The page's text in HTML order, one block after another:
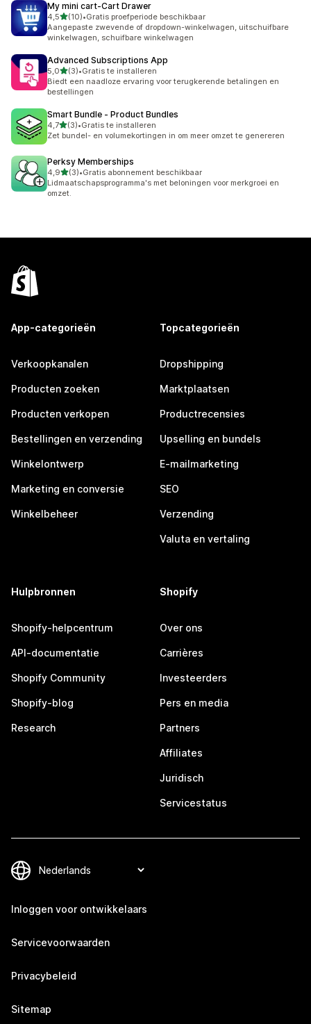
My mini cart‑Cart Drawer
4,5van 5 sterren
(10)
10 recensies in totaal
•Gratis proefperiode beschikbaar
Aangepaste zwevende of dropdown-winkelwagen, uitschuifbare
winkelwagen, schuifbare winkelwagen
Advanced Subscriptions App
5,0van 5 sterren
(3)
3 recensies in totaal
•Gratis te installeren
Biedt een naadloze ervaring voor terugkerende betalingen en
bestellingen
Smart Bundle ‑ Product Bundles
4,7van 5 sterren
(3)
3 recensies in totaal
•Gratis te installeren
Zet bundel- en volumekortingen in om meer omzet te genereren
Perksy Memberships
4,9van 5 sterren
(3)
3 recensies in totaal
•Gratis abonnement beschikbaar
Lidmaatschapsprogramma's met beloningen voor merkgroei en
omzet.
App-categorieën
Verkoopkanalen
Producten zoeken
Producten verkopen
Bestellingen en verzending
Winkelontwerp
Marketing en conversie
Winkelbeheer
Topcategorieën
Dropshipping
Marktplaatsen
Productrecensies
Upselling en bundels
E-mailmarketing
SEO
Verzending
Valuta en vertaling
Hulpbronnen
Shopify-helpcentrum
API-documentatie
Shopify Community
Shopify-blog
Research
Shopify
Over ons
Carrières
Investeerders
Pers en media
Partners
Affiliates
Juridisch
Servicestatus
Inloggen voor ontwikkelaars
Servicevoorwaarden
Privacybeleid
Sitemap